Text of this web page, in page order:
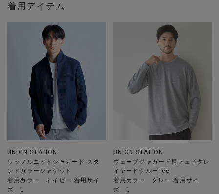
着用アイテム
UNION STATION
ワッフルニットジャガード スタ
ンドカラージャケット
着用カラー ネイビー 着用サイ
ズ L
UNION STATION
ウェーブジャガード柄フェイクレ
イヤードクルーTee
着用カラー グレー 着用サイ
ズ L